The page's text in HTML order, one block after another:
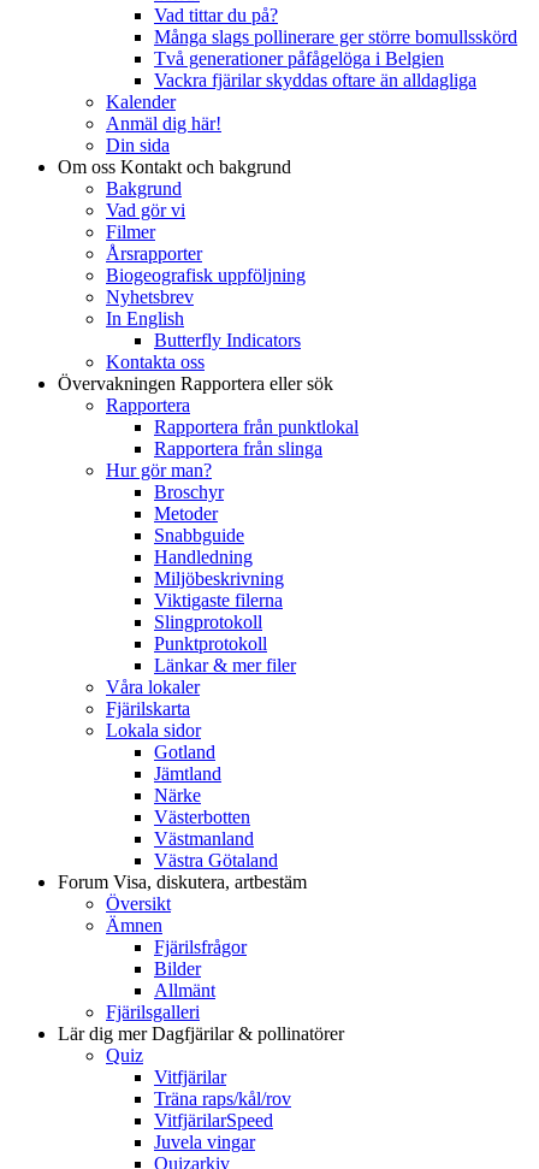
Vad tittar du på?
Många slags pollinerare ger större bomullsskörd
Två generationer påfågelöga i Belgien
Vackra fjärilar skyddas oftare än alldagliga
Kalender
Anmäl dig här!
Din sida
Om oss Kontakt och bakgrund
Bakgrund
Vad gör vi
Filmer
Årsrapporter
Biogeografisk uppföljning
Nyhetsbrev
In English
Butterfly Indicators
Kontakta oss
Övervakningen Rapportera eller sök
Rapportera
Rapportera från punktlokal
Rapportera från slinga
Hur gör man?
Broschyr
Metoder
Snabbguide
Handledning
Miljöbeskrivning
Viktigaste filerna
Slingprotokoll
Punktprotokoll
Länkar & mer filer
Våra lokaler
Fjärilskarta
Lokala sidor
Gotland
Jämtland
Närke
Västerbotten
Västmanland
Västra Götaland
Forum Visa, diskutera, artbestäm
Översikt
Ämnen
Fjärilsfrågor
Bilder
Allmänt
Fjärilsgalleri
Lär dig merDagfjärilar & pollinatörer
Quiz
Vitfjärilar
Träna raps/kål/rov
VitfjärilarSpeed
Juvela vingar
Quizarkiv